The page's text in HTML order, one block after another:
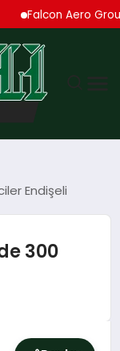
Falcon Aero Group,
Endişeli
300